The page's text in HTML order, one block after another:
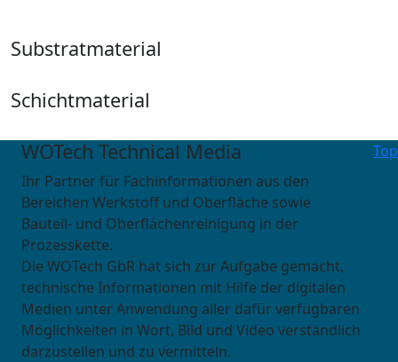
Substratmaterial
Schichtmaterial
Top
WOTech Technical Media
Ihr Partner für Fachinformationen aus den
Bereichen Werkstoff und Oberfläche sowie
Bauteil- und Oberflächenreinigung in der
Prozesskette.
Die WOTech GbR hat sich zur Aufgabe gemacht,
technische Informationen mit Hilfe der digitalen
Medien unter Anwendung aller dafür verfügbaren
Möglichkeiten in Wort, Bild und Video verständlich
darzustellen und zu vermitteln.